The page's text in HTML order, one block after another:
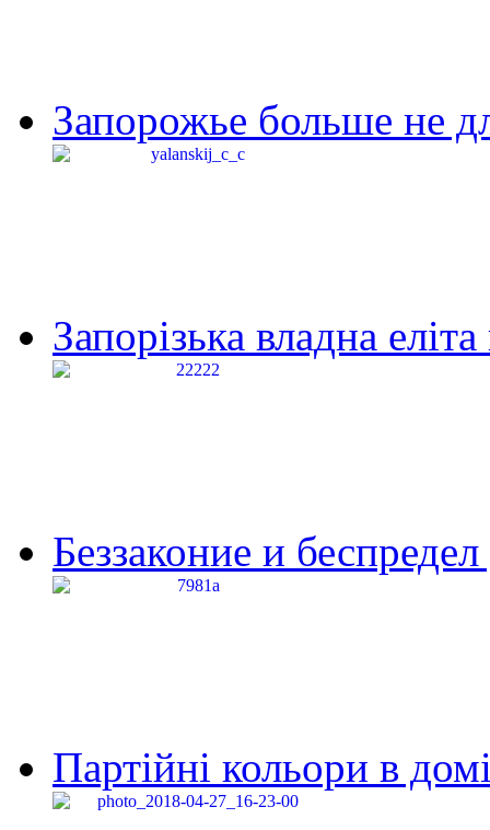
Запорожье больше не
Запорізька владна
Беззаконие и
Партійні кольори в